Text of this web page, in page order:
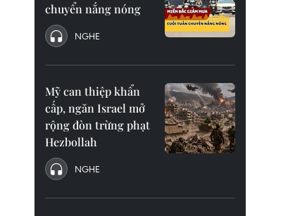
chuyển nắng nóng
NGHE
Mỹ can thiệp khẩn
cấp, ngăn Israel mở
rộng đòn trừng phạt
Hezbollah
NGHE